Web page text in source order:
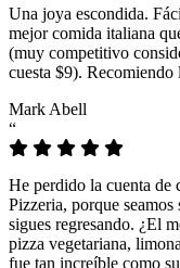
Una joya escondida.
mejor comida italiana
(muy competitivo
cuesta $9). Recomiendo
Mark Abell
“
He perdido la cuenta de
Pizzeria, porque
sigues regresando. ¿El
pizza vegetariana,
fue tan increíble como